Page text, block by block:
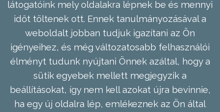
látogatóink mely oldalakra lépnek be és mennyi
időt töltenek ott. Ennek tanulmányozásával a
weboldalt jobban tudjuk igazítani az Ön
igényeihez, és még változatosabb felhasználói
élményt tudunk nyújtani Önnek azáltal, hogy a
sütik egyebek mellett megjegyzik a
beállításokat, így nem kell azokat újra bevinnie,
ha egy új oldalra lép, emlékeznek az Ön által